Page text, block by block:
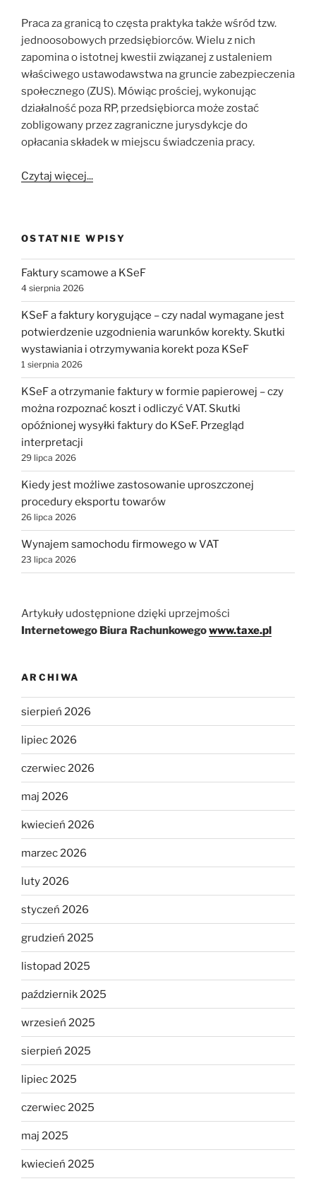
Praca za granicą to częsta praktyka także wśród tzw.
jednoosobowych przedsiębiorców. Wielu z nich
zapomina o istotnej kwestii związanej z ustaleniem
właściwego ustawodawstwa na gruncie zabezpieczenia
społecznego (ZUS). Mówiąc prościej, wykonując
działalność poza RP, przedsiębiorca może zostać
zobligowany przez zagraniczne jurysdykcje do
opłacania składek w miejscu świadczenia pracy.
Czytaj więcej...
OSTATNIE WPISY
Faktury scamowe a KSeF
4 sierpnia 2026
KSeF a faktury korygujące – czy nadal wymagane jest
potwierdzenie uzgodnienia warunków korekty. Skutki
wystawiania i otrzymywania korekt poza KSeF
1 sierpnia 2026
KSeF a otrzymanie faktury w formie papierowej – czy
można rozpoznać koszt i odliczyć VAT. Skutki
opóźnionej wysyłki faktury do KSeF. Przegląd
interpretacji
29 lipca 2026
Kiedy jest możliwe zastosowanie uproszczonej
procedury eksportu towarów
26 lipca 2026
Wynajem samochodu firmowego w VAT
23 lipca 2026
Artykuły udostępnione dzięki uprzejmości
Internetowego Biura Rachunkowegowww.taxe.pl
ARCHIWA
sierpień 2026
lipiec 2026
czerwiec 2026
maj 2026
kwiecień 2026
marzec 2026
luty 2026
styczeń 2026
grudzień 2025
listopad 2025
październik 2025
wrzesień 2025
sierpień 2025
lipiec 2025
czerwiec 2025
maj 2025
kwiecień 2025